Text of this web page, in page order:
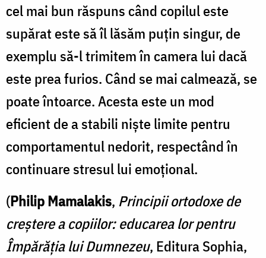
cel mai bun răspuns când copilul este
supărat este să îl lăsăm puțin singur, de
exemplu să-l trimitem în camera lui dacă
este prea furios. Când se mai calmează, se
poate întoarce. Acesta este un mod
eficient de a stabili niște limite pentru
comportamentul nedorit, respectând în
continuare stresul lui emoțional.
(Philip Mamalakis, Principii ortodoxe de
creștere a copiilor: educarea lor pentru
Împărăția lui Dumnezeu, Editura Sophia,